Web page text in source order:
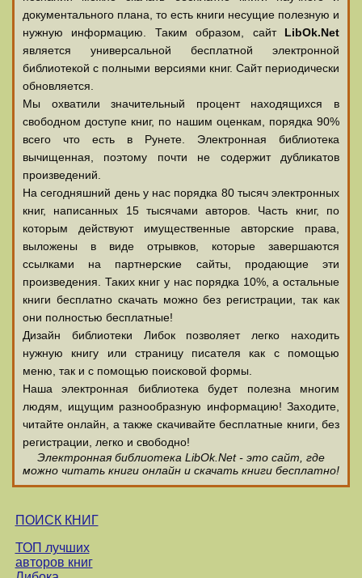
документального плана, то есть книги несущие полезную и
нужную информацию. Таким образом, сайт LibOk.Net
является универсальной бесплатной электронной
библиотекой с полными версиями книг. Сайт периодически
обновляется.
Мы охватили значительный процент находящихся в
свободном доступе книг, по нашим оценкам, порядка 90%
всего что есть в Рунете. Электронная библиотека
вычищенная, поэтому почти не содержит дубликатов
произведений.
На сегодняшний день у нас порядка 80 тысяч электронных
книг, написанных 15 тысячами авторов. Часть книг, по
которым действуют имущественные авторские права,
выложены в виде отрывков, которые завершаются
ссылками на партнерские сайты, продающие эти
произведения. Таких книг у нас порядка 10%, а остальные
книги бесплатно скачать можно без регистрации, так как
они полностью бесплатные!
Дизайн библиотеки Либок позволяет легко находить
нужную книгу или страницу писателя как с помощью
меню, так и с помощью поисковой формы.
Наша электронная библиотека будет полезна многим
людям, ищущим разнообразную информацию! Заходите,
читайте онлайн, а также скачивайте бесплатные книги, без
регистрации, легко и свободно!
Электронная библиотека LibOk.Net - это сайт, где
можно читать книги онлайн и скачать книги бесплатно!
ПОИСК КНИГ
ТОП лучших
авторов книг